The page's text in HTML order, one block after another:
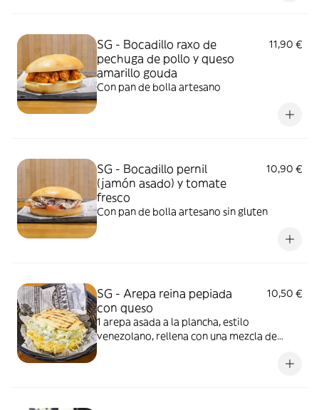
SG - Bocadillo raxo de
pechuga de pollo y queso
amarillo gouda
11,90 €
Con pan de bolla artesano
SG - Bocadillo pernil
(jamón asado) y tomate
fresco
10,90 €
Con pan de bolla artesano sin gluten
SG - Arepa reina pepiada
con queso
10,50 €
1 arepa asada a la plancha, estilo
venezolano, rellena con una mezcla de